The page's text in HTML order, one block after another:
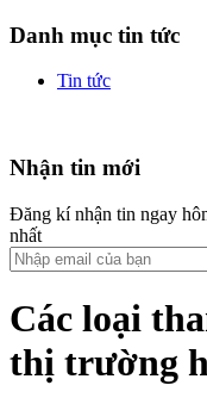
Danh mục tin tức
Tin tức
Nhận tin mới
Đăng kí nhận tin ngay
nhất
Các loại
thị trường